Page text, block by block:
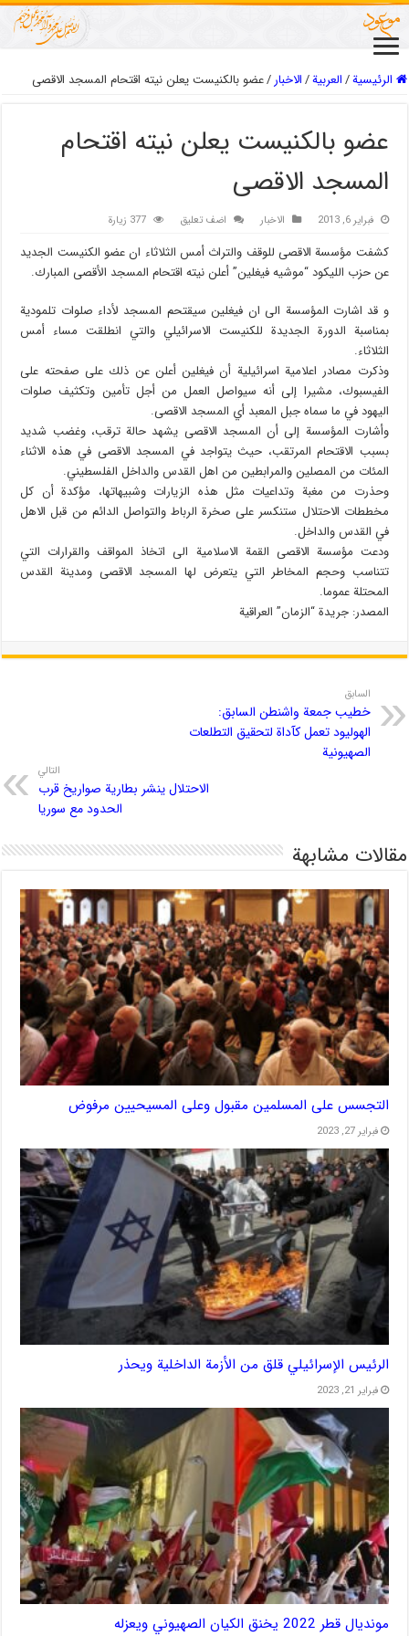
الرئيسية/العربیة/الاخبار/عضو بالكنيست يعلن نيته اقتحام المسجد الاقصى
عضو بالكنيست يعلن نيته اقتحام
المسجد الاقصى
فبراير 6, 2013 الاخبار اضف تعليق 377 زيارة
كشفت مؤسسة الاقصى للوقف والتراث أمس الثلاثاء ان عضو الكنيست الجديد
عن حزب الليكود “موشيه فيغلين” أعلن نيته اقتحام المسجد الأقصى المبارك.
و قد اشارت المؤسسة الى ان فيغلين سيقتحم المسجد لأداء صلوات تلمودية
بمناسبة الدورة الجديدة للكنيست الاسرائيلي والتي انطلقت مساء أمس
الثلاثاء.
وذكرت مصادر اعلامية اسرائيلية أن فيغلين أعلن عن ذلك على صفحته على
الفيسبوك، مشيرا إلى أنه سيواصل العمل من أجل تأمين وتكثيف صلوات
اليهود في ما سماه جبل المعبد أي المسجد الاقصى.
وأشارت المؤسسة إلى أن المسجد الاقصى يشهد حالة ترقب، وغضب شديد
بسبب الاقتحام المرتقب، حيث يتواجد في المسجد الاقصى في هذه الاثناء
المئات من المصلين والمرابطين من اهل القدس والداخل الفلسطيني.
وحذرت من مغبة وتداعيات مثل هذه الزيارات وشبيهاتها، مؤكدة أن كل
مخططات الاحتلال ستنكسر على صخرة الرباط والتواصل الدائم من قبل الاهل
في القدس والداخل.
ودعت مؤسسة الاقصى القمة الاسلامية الى اتخاذ المواقف والقرارات التي
تتناسب وحجم المخاطر التي يتعرض لها المسجد الاقصى ومدينة القدس
المحتلة عموما.
المصدر: جريدة “الزمان” العراقية
السابق
خطيب جمعة واشنطن السابق:
الهوليود تعمل كآداة لتحقيق التطلعات
الصهيونية
التالي
الاحتلال ينشر بطارية صواريخ قرب
الحدود مع سوريا
مقالات مشابهة
التجسس على المسلمين مقبول وعلى المسيحيين مرفوض
فبراير 27, 2023
الرئيس الإسرائيلي قلق من الأزمة الداخلية ويحذر
فبراير 21, 2023
مونديال قطر 2022 يخنق الكيان الصهيوني ويعزله